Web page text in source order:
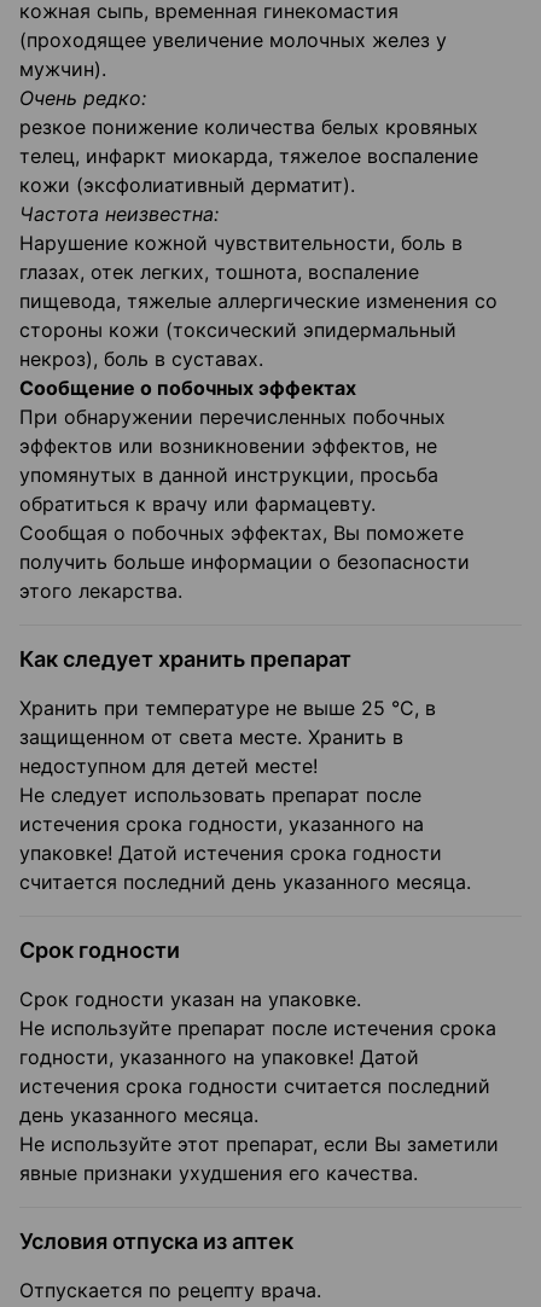
кожная сыпь, временная гинекомастия
(проходящее увеличение молочных желез у
мужчин).
Очень редко:
резкое понижение количества белых кровяных
телец, инфаркт миокарда, тяжелое воспаление
кожи (эксфолиативный дерматит).
Частота неизвестна:
Нарушение кожной чувствительности, боль в
глазах, отек легких, тошнота, воспаление
пищевода, тяжелые аллергические изменения со
стороны кожи (токсический эпидермальный
некроз), боль в суставах.
Сообщение о побочных эффектах
При обнаружении перечисленных побочных
эффектов или возникновении эффектов, не
упомянутых в данной инструкции, просьба
обратиться к врачу или фармацевту.
Сообщая о побочных эффектах, Вы поможете
получить больше информации о безопасности
этого лекарства.
Как следует хранить препарат
Хранить при температуре не выше 25 °C, в
защищенном от света месте. Хранить в
недоступном для детей месте!
Не следует использовать препарат после
истечения срока годности, указанного на
упаковке! Датой истечения срока годности
считается последний день указанного месяца.
Срок годности
Срок годности указан на упаковке.
Не используйте препарат после истечения срока
годности, указанного на упаковке! Датой
истечения срока годности считается последний
день указанного месяца.
Не используйте этот препарат, если Вы заметили
явные признаки ухудшения его качества.
Условия отпуска из аптек
Отпускается по рецепту врача.